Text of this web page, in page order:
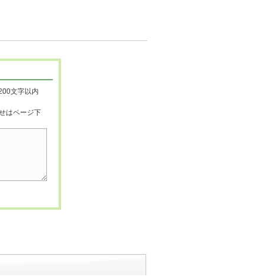
文字以内
はページ下